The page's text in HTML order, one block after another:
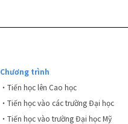
Chương trình
・Tiến học lên Cao học
・Tiến học vào các trường Đại học
・Tiến học vào trường Đại học Mỹ